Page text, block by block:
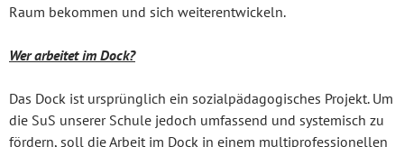
Raum bekommen und sich weiterentwickeln.
Wer arbeitet im Dock?
Das Dock ist ursprünglich ein sozialpädagogisches Projekt. Um
die SuS unserer Schule jedoch umfassend und systemisch zu
fördern, soll die Arbeit im Dock in einem multiprofessionellen